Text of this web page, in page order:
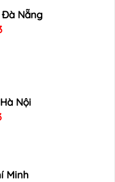
Nẵng
Nội
Minh